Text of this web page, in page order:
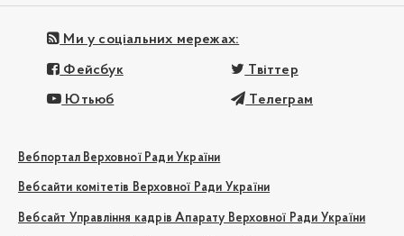
Ми у соціальних мережах:
Фейсбук Твіттер
Ютьюб Телеграм
Вебпортал Верховної Ради України
Вебсайти комітетів Верховної Ради України
Вебсайт Управління кадрів Апарату Верховної Ради України